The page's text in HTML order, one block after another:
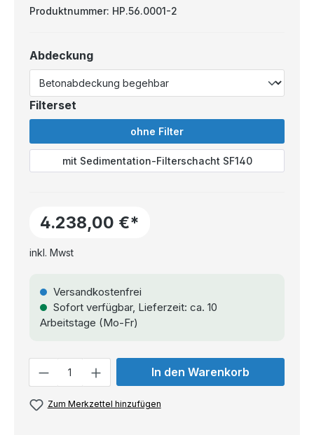
Produktnummer: HP.56.0001-2
Abdeckung
Filterset
ohne Filter
mit Sedimentation-Filterschacht SF140
4.238,00 €*
inkl. Mwst
Versandkostenfrei
Sofort verfügbar, Lieferzeit: ca. 10
Arbeitstage (Mo-Fr)
In den Warenkorb
Zum Merkzettel hinzufügen